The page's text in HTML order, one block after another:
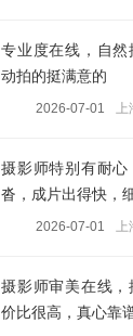
专业度在线，自
动拍的挺满意的
2026-07-01
摄影师特别有耐
沓，成片出得快，
2026-07-01
摄影师审美在线
价比很高，真心靠